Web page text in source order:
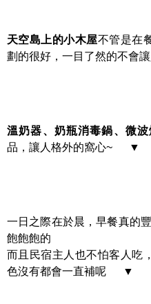
天空島上的小木屋不管是在
劃的很好，一目了然的不
溫奶器、奶瓶消毒鍋、微波
品，讓人格外的窩心~ ▼
一日之際在於晨，早餐真的
飽飽飽的
而且民宿主人也不怕客人吃
色沒有都會一直補呢 ▼